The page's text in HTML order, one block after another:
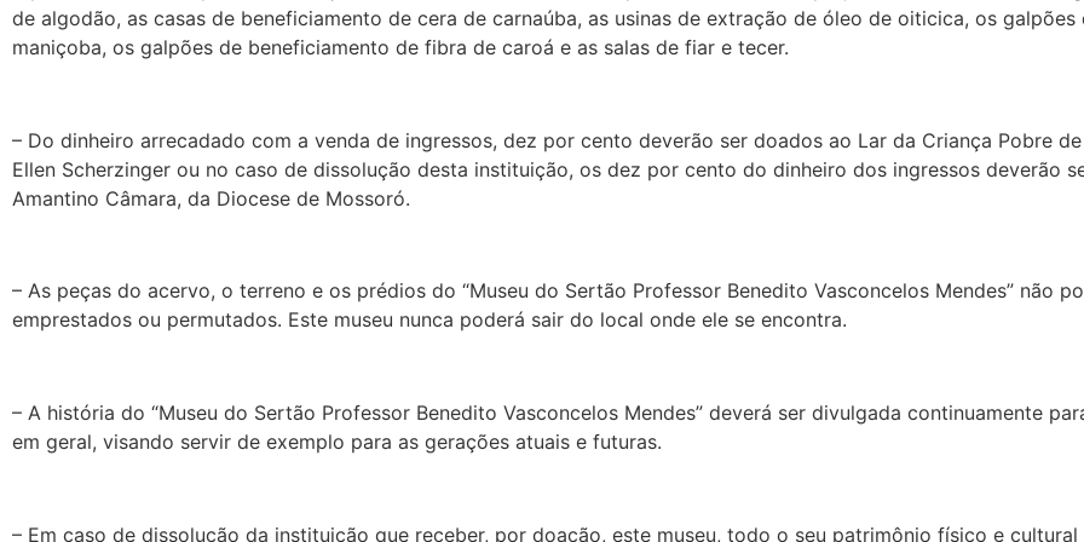
de algodão, as casas de beneficiamento de cera de carnaúba, as usinas de extração de óleo de oiticica, os
maniçoba, os galpões de beneficiamento de fibra de caroá e as salas de fiar e tecer.
– Do dinheiro arrecadado com a venda de ingressos, dez por cento deverão ser doados ao Lar da Criança Pobre
Ellen Scherzinger ou no caso de dissolução desta instituição, os dez por cento do dinheiro dos ingressos deverão
Amantino Câmara, da Diocese de Mossoró.
– As peças do acervo, o terreno e os prédios do “Museu do Sertão Professor Benedito Vasconcelos Mendes” não
emprestados ou permutados. Este museu nunca poderá sair do local onde ele se encontra.
– A história do “Museu do Sertão Professor Benedito Vasconcelos Mendes” deverá ser divulgada continuamente
em geral, visando servir de exemplo para as gerações atuais e futuras.
– Em caso de dissolução da instituição que receber, por doação, este museu, todo o seu patrimônio físico e cultural